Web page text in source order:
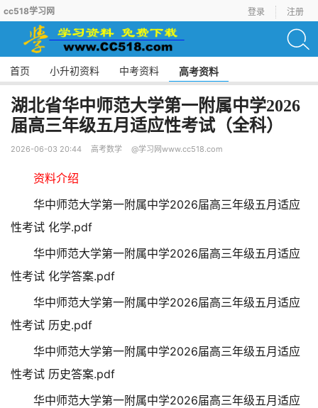
cc518学习网 登录 注册
首页 小升初资料 中考资料 高考资料
湖北省华中师范大学第一附属中学2026
届高三年级五月适应性考试（全科）
2026-06-03 20:44 高考数学 @学习网www.cc518.com
资料介绍
华中师范大学第一附属中学2026届高三年级五月适应
性考试 化学.pdf
华中师范大学第一附属中学2026届高三年级五月适应
性考试 化学答案.pdf
华中师范大学第一附属中学2026届高三年级五月适应
性考试 历史.pdf
华中师范大学第一附属中学2026届高三年级五月适应
性考试 历史答案.pdf
华中师范大学第一附属中学2026届高三年级五月适应